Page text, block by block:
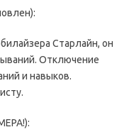
Старлайн, он
Отключение
и навыков.